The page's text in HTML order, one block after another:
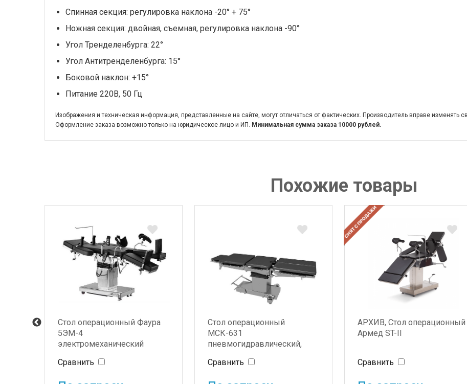
Спинная секция: регулировка наклона -20° + 75°
Ножная секция: двойная, съемная, регулировка наклона -90°
Угол Тренделенбурга: 22°
Угол Антитренделенбурга: 15°
Боковой наклон: +15°
Питание 220В, 50 Гц
Изображения и техническая информация, представленные на сайте, могут отличаться от фактических. Производитель вправе изменять
Оформление заказа возможно только на юридическое лицо и ИП. Минимальная сумма заказа 10000 рублей.
Похожие товары
Стол операционный Фаура
5ЭМ-4
электромеханический
Сравнить
Стол операционный
МСК-631
пневмогидравлический,
Сравнить
АРХИВ, Стол операционный
Армед ST-II
Сравнить